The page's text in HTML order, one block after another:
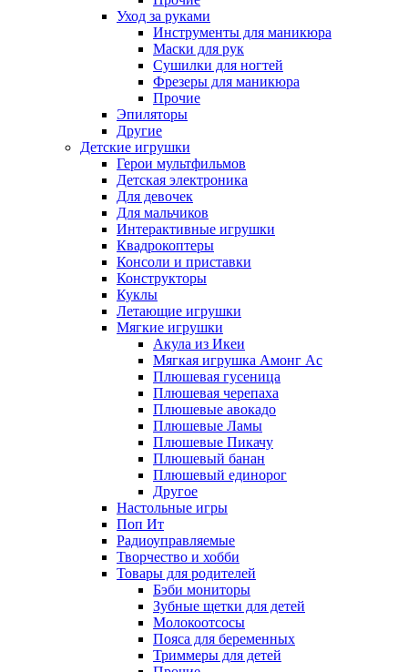
Уход за руками
Инструменты для маникюра
Маски для рук
Сушилки для ногтей
Фрезеры для маникюра
Прочие
Эпиляторы
Другие
Детские игрушки
Герои мультфильмов
Детская электроника
Для девочек
Для мальчиков
Интерактивные игрушки
Квадрокоптеры
Консоли и приставки
Конструкторы
Куклы
Летающие игрушки
Мягкие игрушки
Акула из Икеи
Мягкая игрушка Амонг Ас
Плюшевая гусеница
Плюшевая черепаха
Плюшевые авокадо
Плюшевые Ламы
Плюшевые Пикачу
Плюшевый банан
Плюшевый единорог
Другое
Настольные игры
Поп Ит
Радиоуправляемые
Творчество и хобби
Товары для родителей
Бэби мониторы
Зубные щетки для детей
Молокоотсосы
Пояса для беременных
Триммеры для детей